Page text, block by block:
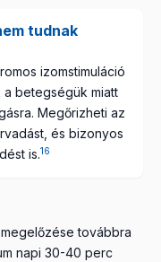
tudnak
izomstimuláció
betegségük miatt
Megőrizheti az
és bizonyos
is.16
továbbra
napi 30-40 perc